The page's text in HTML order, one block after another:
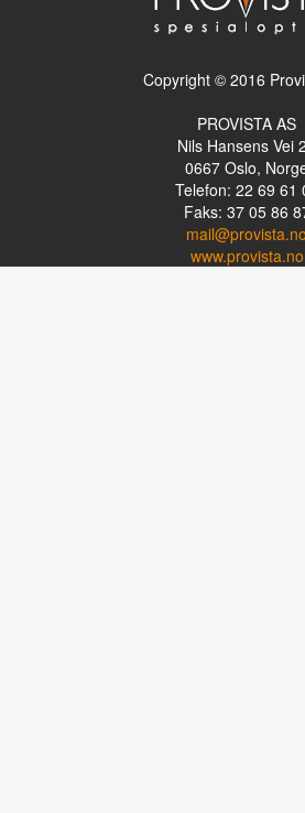
Copyright © 2016
PROVISTA AS
Nils Hansens Vei
0667 Oslo,
Telefon: 22 69 61
Faks: 37 05 86
mail@provista.no
www.provista.no